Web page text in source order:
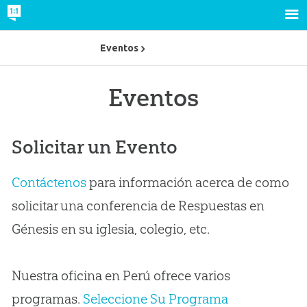
Eventos
Solicitar un Evento
Contáctenospara información acerca de como
solicitar una conferencia de Respuestas en
Génesis en su iglesia, colegio, etc.
Nuestra oficina en Perú ofrece varios
programas. Seleccione Su Programa
Eventos